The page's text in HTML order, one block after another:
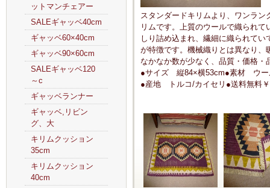
ットマンチェアー
SALEギャッベ40cm
ギャッベ60×40cm
ギャッベ90×60cm
SALEギャッベ120
～c
ギャッベランナー
ギャッベ,リビン
グ、大
キリムクッション
35cm
キリムクッション
40cm
スタンダードキリムより、ワンラ
リムです。上質のウールで織られ
しり詰め込まれ、繊細に織られて
が特徴です。機械織りとは異なり
なかなか数が少なく、品質・価格
●サイズ 縦84×横53cm●素材 ウ
●産地 トルコ/カイセリ●送料無料